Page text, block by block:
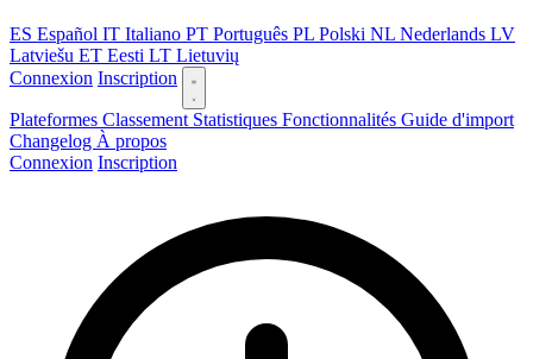
ES Español IT Italiano PT Português PL Polski NL Nederlands LV
Latviešu ET Eesti LT Lietuvių
Connexion Inscription
Plateformes Classement Statistiques Fonctionnalités Guide d'import
Changelog À propos
Connexion Inscription